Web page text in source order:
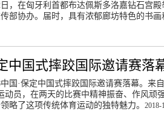
日，在匈牙利首都布达佩斯多洛嘉钻石宫
部协办。届时，具有浓郁廊坊特色的书画
中国式摔跤国际邀请赛落
中国·保定中国式摔跤国际邀请赛落幕。来
动员，在两天的比赛中精神振奋、作风顽
略了这项传统体育运动的独特魅力。 2018-